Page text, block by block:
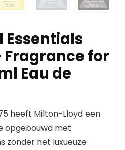
Fragrance for
Eau de
heeft Milton-Lloyd een
opgebouwd met
zonder het luxueuze